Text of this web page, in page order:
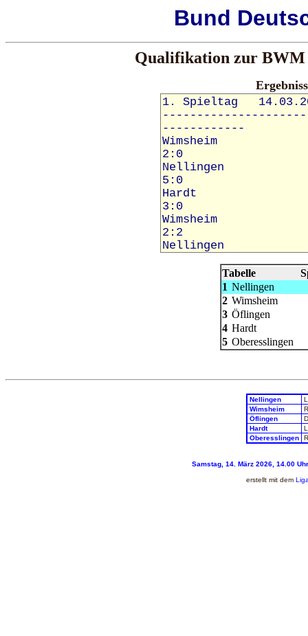
Bund
Qualifikation zur BWM
Tabelle
1 Nellingen
2 Wimsheim
3 Öflingen
4 Hardt
5 Oberesslingen
Nellingen
Wimsheim
Öflingen
Hardt
Oberesslingen
Samstag, 14. März 2026, 14.00
erstellt mit dem